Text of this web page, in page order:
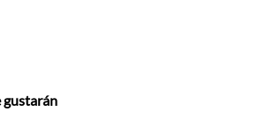
gustarán